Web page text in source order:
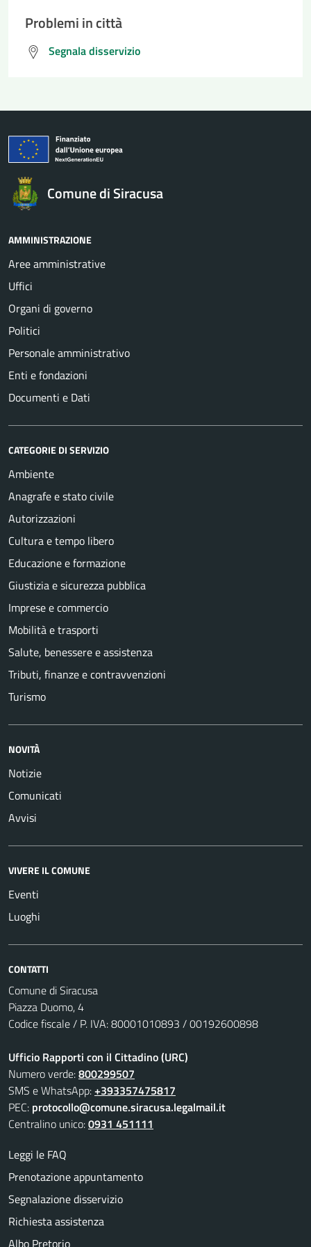
Problemi in città
Segnala disservizio
Comune di Siracusa
AMMINISTRAZIONE
Aree amministrative
Uffici
Organi di governo
Politici
Personale amministrativo
Enti e fondazioni
Documenti e Dati
CATEGORIE DI SERVIZIO
Ambiente
Anagrafe e stato civile
Autorizzazioni
Cultura e tempo libero
Educazione e formazione
Giustizia e sicurezza pubblica
Imprese e commercio
Mobilità e trasporti
Salute, benessere e assistenza
Tributi, finanze e contravvenzioni
Turismo
NOVITÀ
Notizie
Comunicati
Avvisi
VIVERE IL COMUNE
Eventi
Luoghi
CONTATTI
Comune di Siracusa
Piazza Duomo, 4
Codice fiscale / P. IVA: 80001010893 / 00192600898
Ufficio Rapporti con il Cittadino (URC)
Numero verde:800299507
SMS e WhatsApp:+393357475817
PEC: protocollo@comune.siracusa.legalmail.it
Centralino unico:0931 451111
Leggi le FAQ
Prenotazione appuntamento
Segnalazione disservizio
Richiesta assistenza